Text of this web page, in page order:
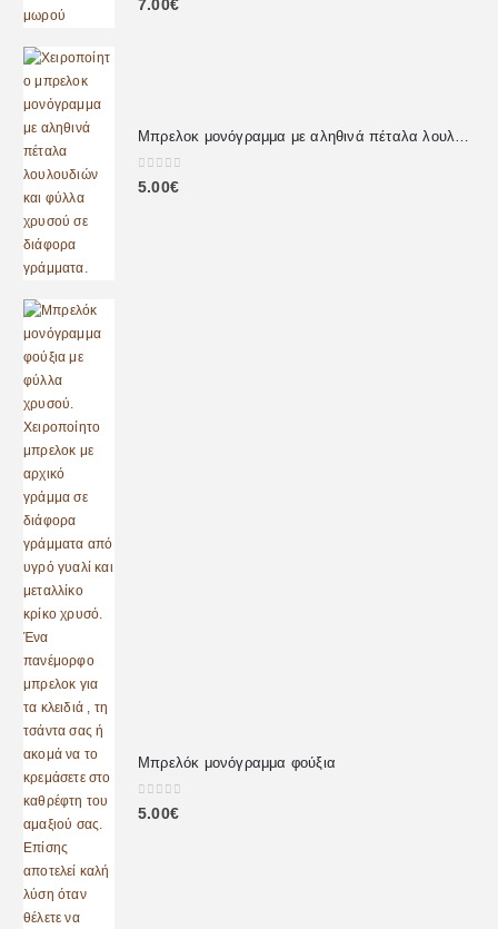
7.00€
Μπρελοκ μονόγραμμα με αληθινά πέταλα λουλουδιών
0 out of 5
5.00€
Μπρελόκ μονόγραμμα φούξια
0 out of 5
5.00€